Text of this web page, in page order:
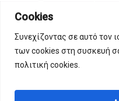
Cookies
Συνεχίζοντας σε αυτό τον
των cookies στη συσκευή
πολιτική cookies.
Επικοινωνία
info-
Copyright 2021